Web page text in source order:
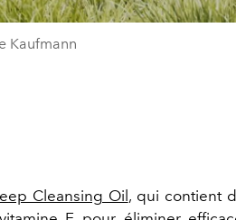
Kaufmann
Cleansing Oil, qui contient